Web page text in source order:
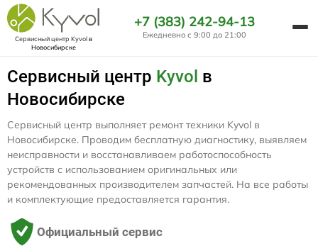
Сервисный центр Kyvolв
Новосибирске
+7 (383) 242-94-13
Ежедневно с 9:00 до 21:00
Сервисный центр Kyvol в
Новосибирске
Сервисный центр выполняет ремонт техники Kyvol в
Новосибирске. Проводим бесплатную диагностику, выявляем
неисправности и восстанавливаем работоспособность
устройств с использованием оригинальных или
рекомендованных производителем запчастей. На все работы
и комплектующие предоставляется гарантия.
Официальный сервис